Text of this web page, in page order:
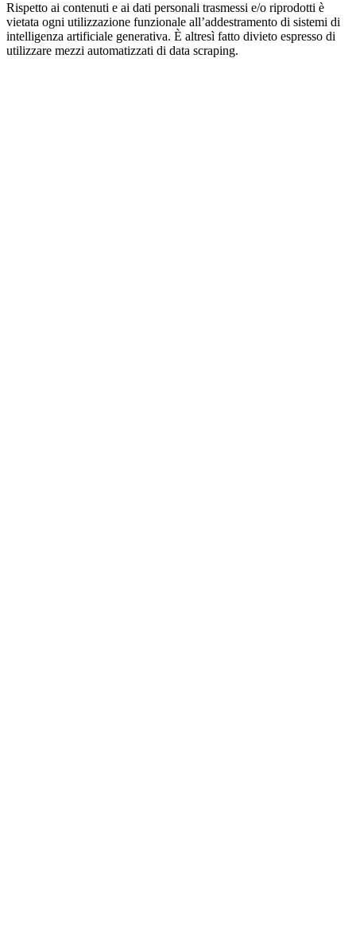
Rispetto ai contenuti e ai dati personali trasmessi e/o riprodotti è
vietata ogni utilizzazione funzionale all’addestramento di sistemi di
intelligenza artificiale generativa. È altresì fatto divieto espresso di
utilizzare mezzi automatizzati di data scraping.